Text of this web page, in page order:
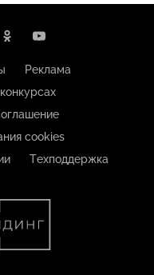
Реклама
cookies
Техподдержка